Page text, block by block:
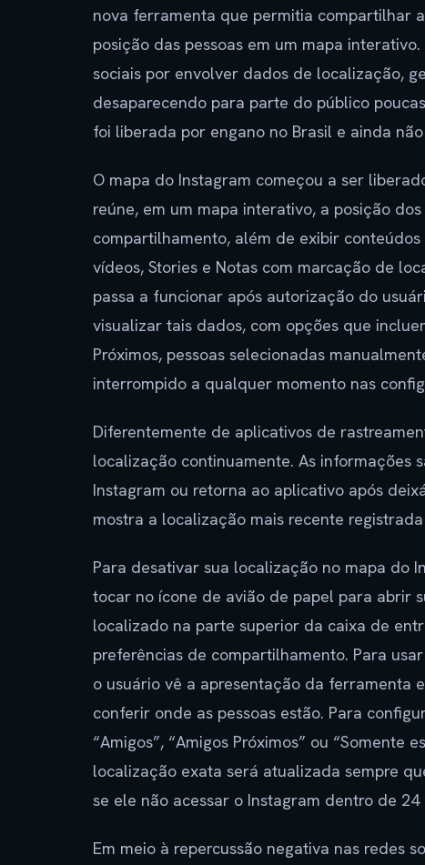
nova ferramenta que permitia compartilhar
posição das pessoas em um mapa
sociais por envolver dados de localização,
desaparecendo para parte do público
foi liberada por engano no Brasil e ainda
O mapa do Instagram começou a ser
reúne, em um mapa interativo, a posição
compartilhamento, além de exibir
vídeos, Stories e Notas com marcação de
passa a funcionar após autorização do
visualizar tais dados, com opções que
Próximos, pessoas selecionadas
interrompido a qualquer momento nas
Diferentemente de aplicativos de
localização continuamente. As informações
Instagram ou retorna ao aplicativo após
mostra a localização mais recente
Para desativar sua localização no mapa do
tocar no ícone de avião de papel para abrir
localizado na parte superior da caixa de
preferências de compartilhamento. Para
o usuário vê a apresentação da ferramenta
conferir onde as pessoas estão. Para
“Amigos”, “Amigos Próximos” ou “Somente
localização exata será atualizada sempre
se ele não acessar o Instagram dentro de 24
Em meio à repercussão negativa nas redes